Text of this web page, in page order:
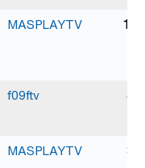
MASPLAYTV 12
f09ftv 8
MASPLAYTV 3